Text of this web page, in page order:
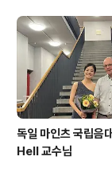
von Waldstein)연주
stein"의 유래 이 소나
독일 마인츠 국립
Hell 교수님